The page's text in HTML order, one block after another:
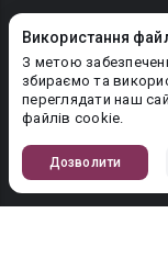
Використання
З метою
збираємо та
переглядати наш
файлів cookie.
Дозволити
Політика
Правила публікації
PR-вiддiл:
© 2026 Booknet. Всі